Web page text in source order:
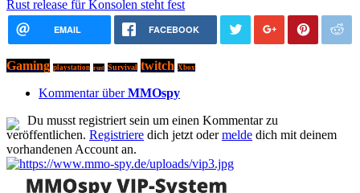
Rust release für Konsolen steht fest
EMAIL FACEBOOK
Gaming playstation rust Survival twitch Xbox
Kommentar überMMOspy
Du musst registriert sein um einen Kommentar zu
veröffentlichen. Registriere dich jetzt odermelde dich mit deinem
vorhandenen Account an.